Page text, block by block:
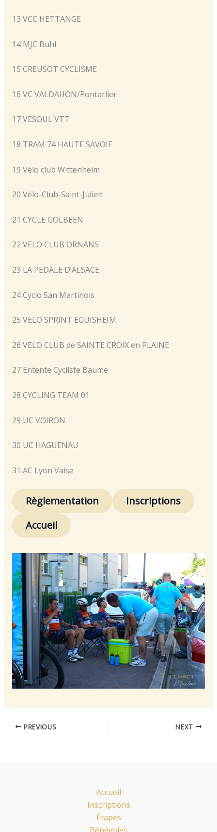
13 VCC HETTANGE
14 MJC Buhl
15 CREUSOT CYCLISME
16 VC VALDAHON/Pontarlier
17 VESOUL VTT
18 TRAM 74 HAUTE SAVOIE
19 Vélo club Wittenheim
20 Vélo-Club-Saint-Julien
21 CYCLE GOLBEEN
22 VELO CLUB ORNANS
23 LA PEDALE D’ALSACE
24 Cyclo San Martinois
25 VELO SPRINT EGUISHEIM
26 VELO CLUB de SAINTE CROIX en PLAINE
27 Entente Cycliste Baume
28 CYCLING TEAM 01
29 UC VOIRON
30 UC HAGUENAU
31 AC Lyon Vaise
Règlementation
Inscriptions
Accueil
PREVIOUS NEXT
Accueil
Inscriptions
Étapes